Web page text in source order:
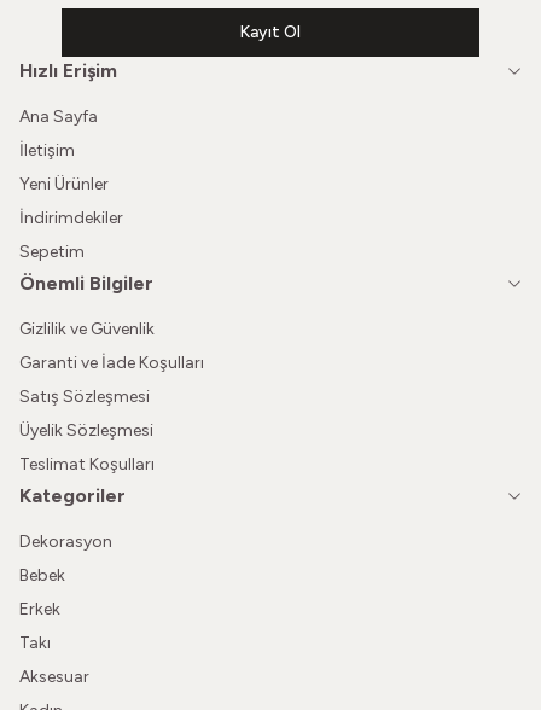
Kayıt Ol
Hızlı Erişim
Ana Sayfa
İletişim
Yeni Ürünler
İndirimdekiler
Sepetim
Önemli Bilgiler
Gizlilik ve Güvenlik
Garanti ve İade Koşulları
Satış Sözleşmesi
Üyelik Sözleşmesi
Teslimat Koşulları
Kategoriler
Dekorasyon
Bebek
Erkek
Takı
Aksesuar